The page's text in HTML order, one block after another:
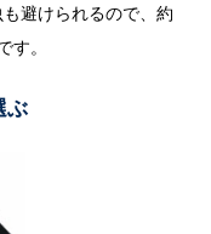
避けられるので、約
。
ぶ